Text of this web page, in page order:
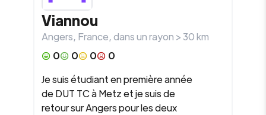
Viannou
Angers, France, dans un rayon >30km
0
0 0
0
Je suis étudiant en première année
de DUT TC à Metz et je suis de
retour sur Angers pour les deux